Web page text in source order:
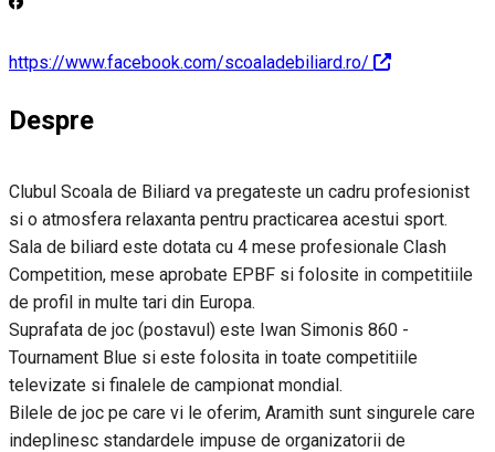
https://www.facebook.com/scoaladebiliard.ro/
Despre
Clubul Scoala de Biliard va pregateste un cadru profesionist
si o atmosfera relaxanta pentru practicarea acestui sport.
Sala de biliard este dotata cu 4 mese profesionale Clash
Competition, mese aprobate EPBF si folosite in competitiile
de profil in multe tari din Europa.
Suprafata de joc (postavul) este Iwan Simonis 860 -
Tournament Blue si este folosita in toate competitiile
televizate si finalele de campionat mondial.
Bilele de joc pe care vi le oferim, Aramith sunt singurele care
indeplinesc standardele impuse de organizatorii de